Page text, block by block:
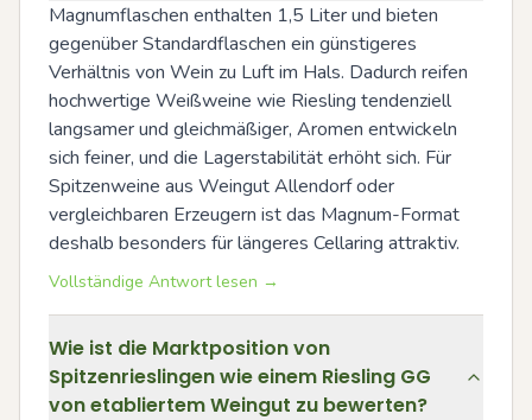
Magnumflaschen enthalten 1,5 Liter und bieten
gegenüber Standardflaschen ein günstigeres
Verhältnis von Wein zu Luft im Hals. Dadurch reifen
hochwertige Weißweine wie Riesling tendenziell
langsamer und gleichmäßiger, Aromen entwickeln
sich feiner, und die Lagerstabilität erhöht sich. Für
Spitzenweine aus Weingut Allendorf oder
vergleichbaren Erzeugern ist das Magnum-Format
deshalb besonders für längeres Cellaring attraktiv.
Vollständige Antwort lesen →
Wie ist die Marktposition von
Spitzenrieslingen wie einem Riesling GG
von etabliertem Weingut zu bewerten?